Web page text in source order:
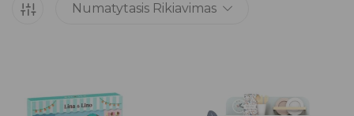
Numatytasis Rikiavimas